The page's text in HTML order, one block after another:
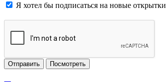
Я хотел бы подписаться на новые открытки
Отправить Посмотреть